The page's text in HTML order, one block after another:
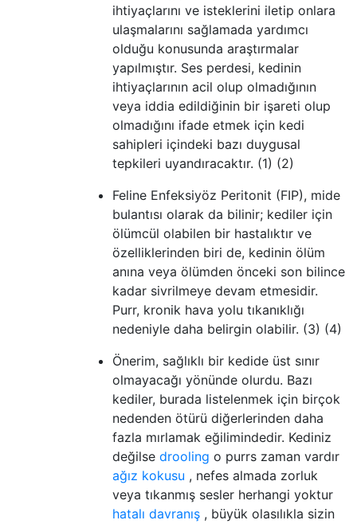
ihtiyaçlarını ve isteklerini iletip onlara
ulaşmalarını sağlamada yardımcı
olduğu konusunda araştırmalar
yapılmıştır. Ses perdesi, kedinin
ihtiyaçlarının acil olup olmadığının
veya iddia edildiğinin bir işareti olup
olmadığını ifade etmek için kedi
sahipleri içindeki bazı duygusal
tepkileri uyandıracaktır. (1) (2)
Feline Enfeksiyöz Peritonit (FIP), mide
bulantısı olarak da bilinir; kediler için
ölümcül olabilen bir hastalıktır ve
özelliklerinden biri de, kedinin ölüm
anına veya ölümden önceki son bilince
kadar sivrilmeye devam etmesidir.
Purr, kronik hava yolu tıkanıklığı
nedeniyle daha belirgin olabilir. (3) (4)
Önerim, sağlıklı bir kedide üst sınır
olmayacağı yönünde olurdu. Bazı
kediler, burada listelenmek için birçok
nedenden ötürü diğerlerinden daha
fazla mırlamak eğilimindedir. Kediniz
değilse drooling o purrs zaman vardır
ağız kokusu , nefes almada zorluk
veya tıkanmış sesler herhangi yoktur
hatalı davranış , büyük olasılıkla sizin